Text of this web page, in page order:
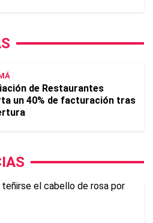
de Restaurantes
un 40% de facturación tras